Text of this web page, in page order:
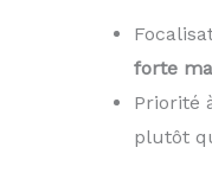
forte
Priorité
plutôt